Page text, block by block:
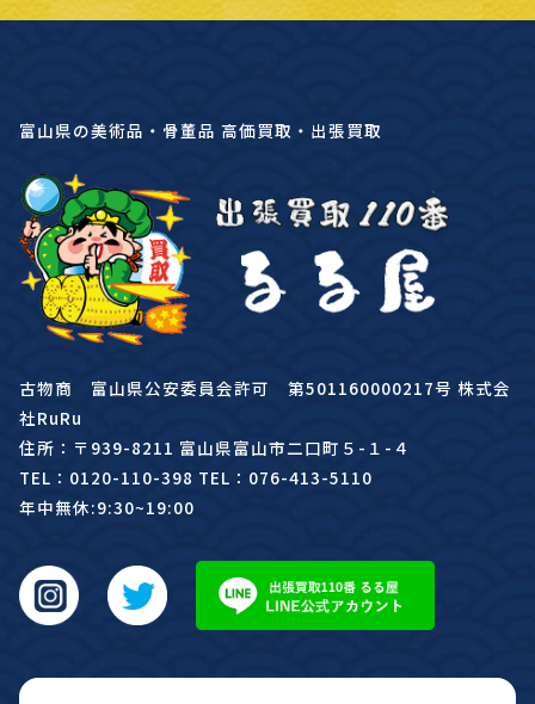
富山県の美術品・骨董品 高価買取・出張買取
古物商 富山県公安委員会許可 第501160000217号 株式会
社RuRu
住所：〒939-8211 富山県富山市二口町５-１-４
TEL：0120-110-398 TEL：076-413-5110
年中無休:9:30~19:00